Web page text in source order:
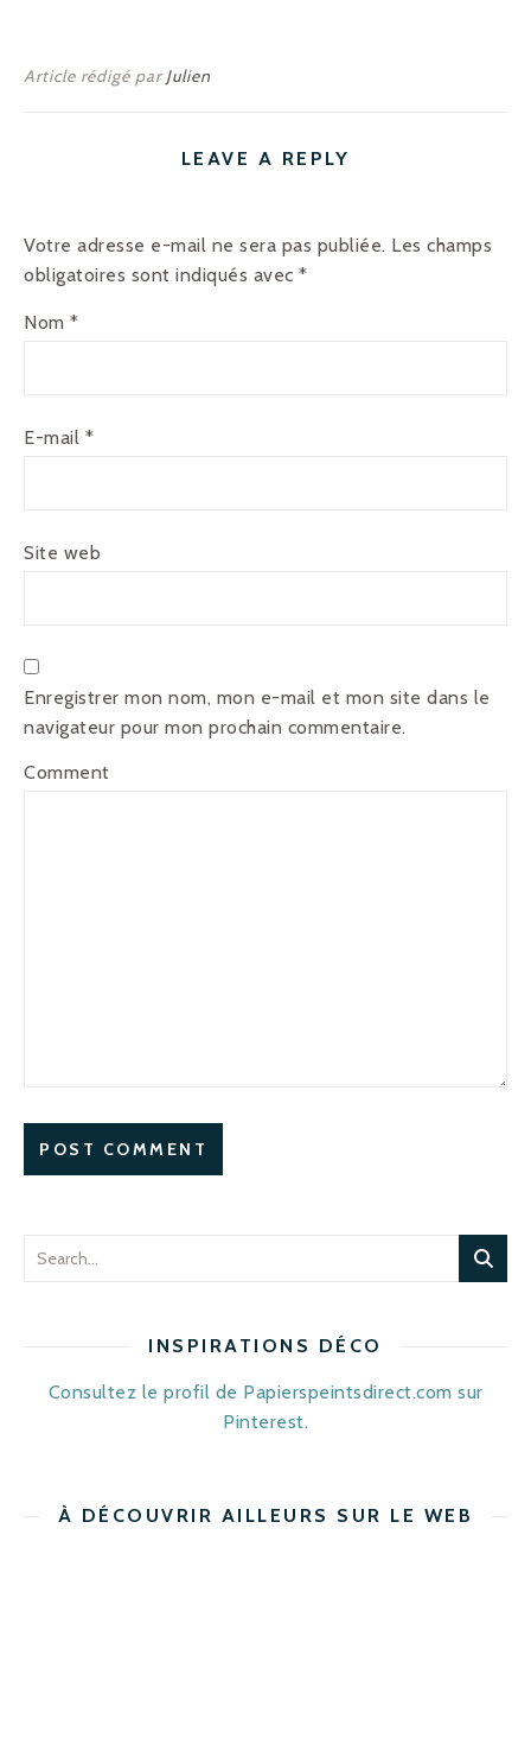
Article rédigé par Julien
LEAVE A REPLY
Votre adresse e-mail ne sera pas publiée. Les champs
obligatoires sont indiqués avec *
Nom *
E-mail *
Site web
Enregistrer mon nom, mon e-mail et mon site dans le
navigateur pour mon prochain commentaire.
Comment
INSPIRATIONS DÉCO
Consultez le profil de Papierspeintsdirect.com sur
Pinterest.
À DÉCOUVRIR AILLEURS SUR LE WEB